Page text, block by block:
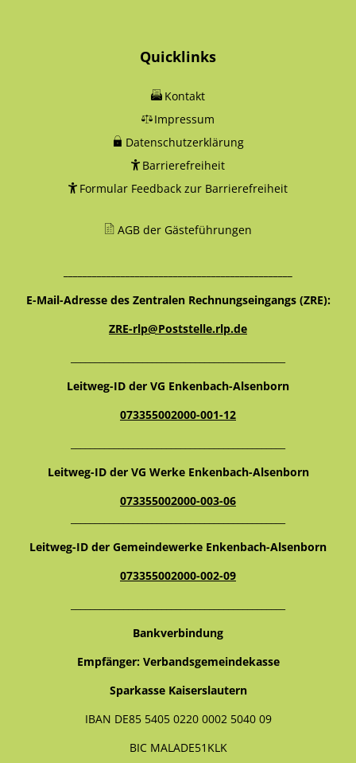
Quicklinks
Kontakt
Impressum
Datenschutzerklärung
Barrierefreiheit
Formular Feedback zur Barrierefreiheit
AGB der Gästeführungen
E-Mail-Adresse des Zentralen Rechnungseingangs (ZRE):
ZRE-rlp@Poststelle.rlp.de
Leitweg-ID der VG Enkenbach-Alsenborn
073355002000-001-12
Leitweg-ID der VG Werke Enkenbach-Alsenborn
073355002000-003-06
Leitweg-ID der Gemeindewerke Enkenbach-Alsenborn
073355002000-002-09
Bankverbindung
Empfänger: Verbandsgemeindekasse
Sparkasse Kaiserslautern
IBAN DE85 5405 0220 0002 5040 09
BIC MALADE51KLK